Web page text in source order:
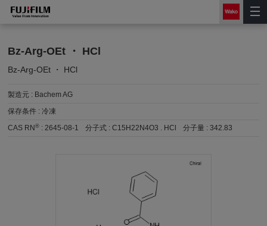
Bz-Arg-OEt ・ HCl
Bz-Arg-OEt ・ HCl
製造元 : Bachem AG
保存条件 :冷凍
CAS RN® :2645-08-1 分子式 :C15H22N4O3 . HCl 分子量 :342.83